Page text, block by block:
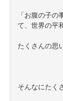
「お腹の子
て、世界の平
たくさんの思
そんなにたく